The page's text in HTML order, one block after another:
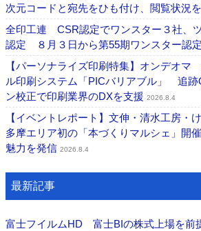
次元コードと宛先をひも付け、閲覧状況
全印工連 CSR認定でワンスター３社、
認定 ８月３日から第55期ワンスター認
【パーソナライズ印刷特集】オンデオ
ル印刷システム「PICバリアブル」 追跡
ン校正で印刷業界のDXを支援 2026.8.4
【イベントレポート】文伸・清水工房・
多摩エリア初の「本づくりマルシェ」開
魅力を発信 2026.8.4
最新記事
富士フイルムHD 富士BIの株式上場を前